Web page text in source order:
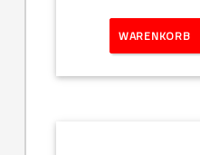
WARENKORB